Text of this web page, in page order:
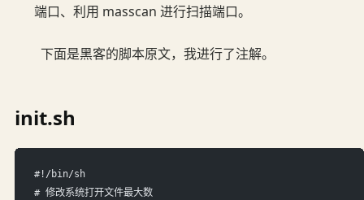
端口、利用 masscan 进行扫描端口。
下面是黑客的脚本原文，我进行了注解。
init.sh
#!/bin/sh
# 修改系统打开文件最大数